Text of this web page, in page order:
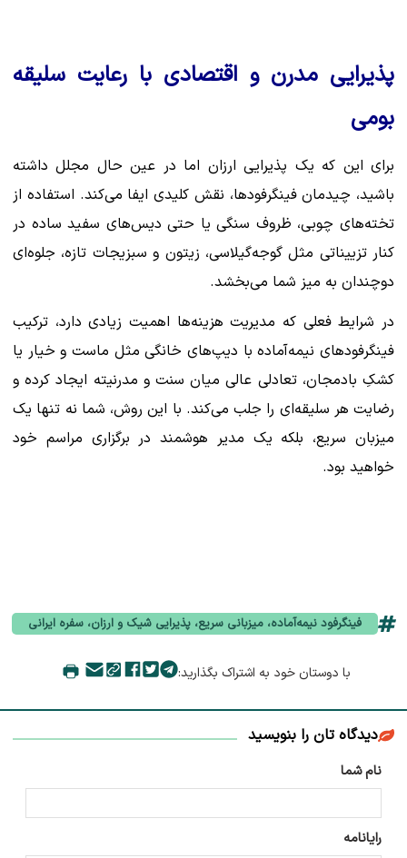
پذیرایی مدرن و اقتصادی با رعایت سلیقه
بومی
برای این که یک پذیرایی ارزان اما در عین حال مجلل داشته
باشید، چیدمان فینگرفودها، نقش کلیدی ایفا می‌کند. استفاده از
تخته‌های چوبی، ظروف سنگی یا حتی دیس‌های سفید ساده در
کنار تزییناتی مثل گوجه‌گیلاسی، زیتون و سبزیجات تازه، جلوه‌ای
دوچندان به میز شما می‌بخشد.
در شرایط فعلی که مدیریت هزینه‌ها اهمیت زیادی دارد، ترکیب
فینگرفودهای نیمه‌آماده با دیپ‌های خانگی مثل ماست‌ و خیار یا
کشک‌ِ بادمجان، تعادلی عالی میان سنت و مدرنیته ایجاد کرده و
رضایت هر سلیقه‌ای را جلب می‌کند. با این روش، شما نه تنها یک
میزبان سریع، بلکه یک مدیر هوشمند در برگزاری مراسم خود
خواهید بود.
فینگرفود نیمه‌آماده، میزبانی سریع، پذیرایی شیک و ارزان، سفره ایرانی
با دوستان خود به اشتراک بگذارید:
دیدگاه تان را بنویسید
نام شما
رایانامه